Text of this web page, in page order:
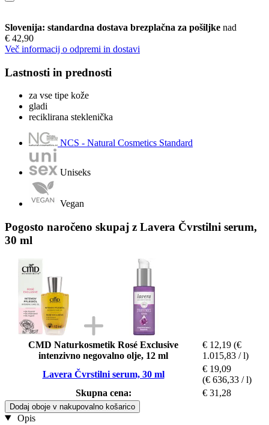
Slovenija: standardna dostava brezplačna za pošiljke nad
€ 42,90
Več informacij o odpremi in dostavi
Lastnosti in prednosti
za vse tipe kože
gladi
reciklirana steklenička
NCS - Natural Cosmetics Standard
Uniseks
Vegan
Pogosto naročeno skupaj z Lavera Čvrstilni serum,
30 ml
CMD Naturkosmetik Rosé Exclusive
intenzivno negovalno olje, 12 ml
€ 12,19 (€
1.015,83 / l)
Lavera Čvrstilni serum, 30 ml
€ 19,09
(€ 636,33 / l)
Skupna cena:
€ 31,28
Dodaj oboje v nakupovalno košarico
Opis